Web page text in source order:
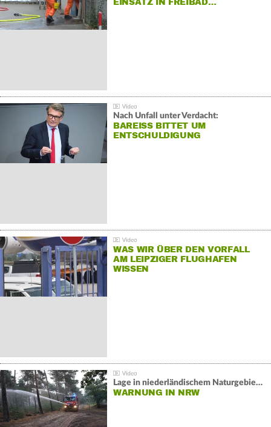
EINSATZ IN FREIBAD…
Nach Unfall unter Verdacht:
BAREISS BITTET UM E
NTSCHULDIGUNG
WAS WIR ÜBER DEN VORFALL
AM LEIPZIGER FLUGHAFEN
WISSEN
Lage in niederländischem Naturgebiet stabil
WARNUNG IN NRW